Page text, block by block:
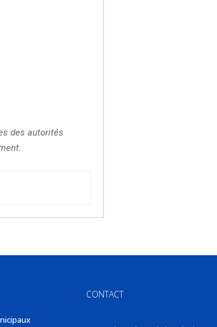
des autorités
CONTACT